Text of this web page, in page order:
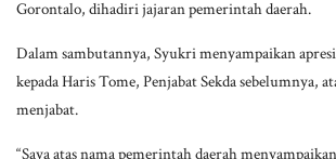
Gorontalo, dihadiri jajaran pemerintah daerah.
Dalam sambutannya, Syukri menyampaikan
kepada Haris Tome, Penjabat Sekda sebelumnya,
menjabat.
“Saya atas nama pemerintah daerah